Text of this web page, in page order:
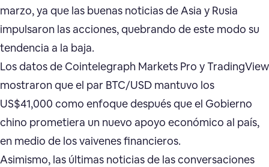
marzo, ya que las buenas noticias de Asia y Rusia
impulsaron las acciones, quebrando de este modo su
tendencia a la baja.
Los datos de Cointelegraph Markets Pro y TradingView
mostraron que el par BTC/USD mantuvo los
US$41,000 como enfoque después que el Gobierno
chino prometiera un nuevo apoyo económico al país,
en medio de los vaivenes financieros.
Asimismo, las últimas noticias de las conversaciones